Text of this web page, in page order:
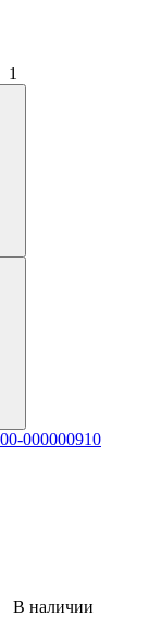
1
000000910
В наличии